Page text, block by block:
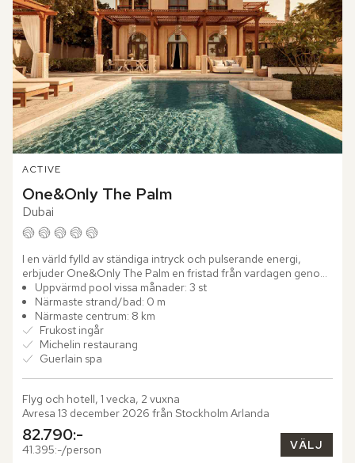
ACTIVE
One&Only The Palm
Dubai
I en värld fylld av ständiga intryck och pulserande energi,
erbjuder One&Only The Palm en fristad från vardagen genom
sofistikerad elegans och fullständig avskildhet. Med sitt läge...
Uppvärmd pool vissa månader: 3 st
Närmaste strand/bad: 0 m
Närmaste centrum: 8 km
Frukost ingår
Michelin restaurang
Guerlain spa
Flyg och hotell, 1 vecka, 2 vuxna
Avresa 13 december 2026 från Stockholm Arlanda
82.790:-
41.395:-/person VÄLJ